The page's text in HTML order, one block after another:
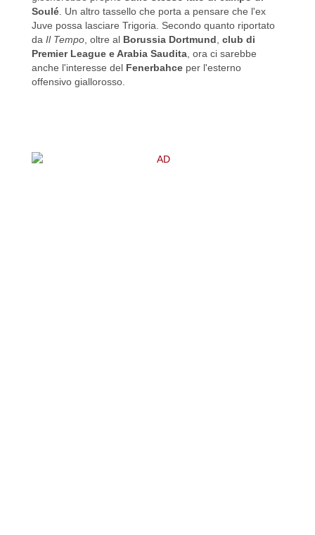
Soulé. Un altro tassello che porta a pensare che l'ex
Juve possa lasciare Trigoria. Secondo quanto riportato
da Il Tempo, oltre al Borussia Dortmund, club di
Premier League e Arabia Saudita, ora ci sarebbe
anche l'interesse del Fenerbahce per l'esterno
offensivo giallorosso.